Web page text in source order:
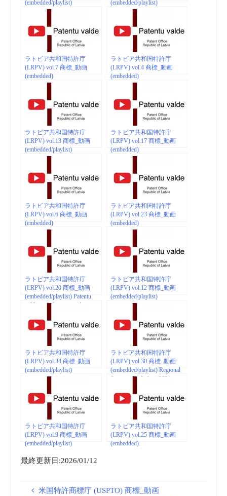
(embedded/playlist) (embedded/playlist)
ラトビア共和国特許庁
(LRPV) vol.7 商標_動画
(embedded)
ラトビア共和国特許庁
(LRPV) vol.4 商標_動画
(embedded)
ラトビア共和国特許庁
(LRPV) vol.13 商標_動画
(embedded/playlist)
ラトビア共和国特許庁
(LRPV) vol.17 商標_動画
(embedded)
ラトビア共和国特許庁
(LRPV) vol.6 商標_動画
(embedded)
ラトビア共和国特許庁
(LRPV) vol.23 商標_動画
(embedded)
ラトビア共和国特許庁
(LRPV) vol.20 商標_動画
(embedded/playlist) Patentu
valdes pakalpojumu video
ラトビア共和国特許庁
(LRPV) vol.12 商標_動画
(embedded/playlist)
ラトビア共和国特許庁
(LRPV) vol.34 商標_動画
(embedded/playlist)
ラトビア共和国特許庁
(LRPV) vol.30 商標_動画
(embedded/playlist) Regional
Seminar for Judges 2024
ラトビア共和国特許庁
(LRPV) vol.9 商標_動画
(embedded/playlist)
ラトビア共和国特許庁
(LRPV) vol.25 商標_動画
(embedded)
最終更新日:2026/01/12
米国特許商標庁 (USPTO) 商標_動画